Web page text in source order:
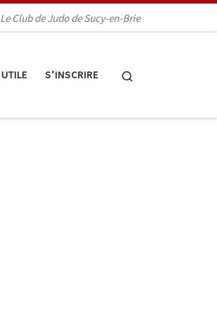
Le Club de Judo de Sucy-en-Brie
UTILE S’INSCRIRE